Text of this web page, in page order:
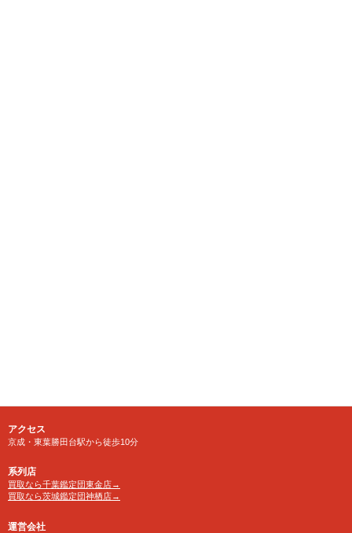
アクセス
京成・東葉勝田台駅から徒歩10分
系列店
買取なら千葉鑑定団東金店→
買取なら茨城鑑定団神栖店→
運営会社